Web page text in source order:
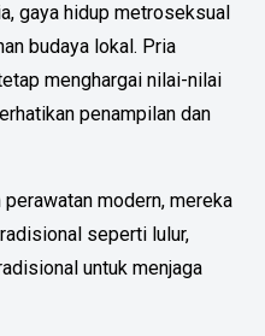
gaya hidup metroseksual
budaya lokal. Pria
menghargai nilai-nilai
penampilan dan
modern, mereka
seperti lulur,
untuk menjaga